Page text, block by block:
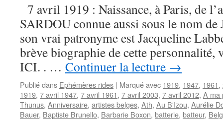
7 avril 1919 : Naissance, à Paris, de
SARDOU connue aussi sous le nom
son vrai patronyme est Jacqueline
brève biographie de cette
ICI. . … Continuer la lecture →
Publié dans Ephémères rides | Marqué avec 1919, 1947, 1961,
1919, 7 avril 1947, 7 avril 1961, 7 avril 2003, 7 avril 2012, A ma
Thunus, Anniversaire, artistes belges, Ath, Au B'Izou, Aurélie
Bauer, Baptiste Brunello, Barbarie Boxon, batterie, batteur,